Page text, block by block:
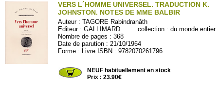
VERS L´HOMME UNIVERSEL. TRADUCTION K.
JOHNSTON. NOTES DE MME BALBIR
Auteur :TAGORE Rabindranâth
Editeur :GALLIMARD collection :du monde entier
Nombre de pages : 368
Date de parution : 21/10/1964
Forme : Livre ISBN : 9782070261796
NEUF habituellement en stock
Prix : 23.90€